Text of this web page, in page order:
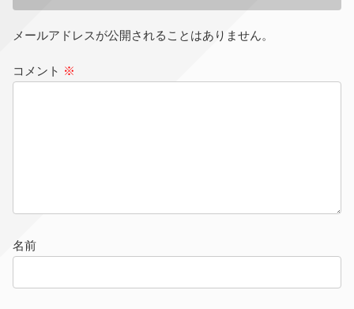
メールアドレスが公開されることはありません。
コメント ※
名前